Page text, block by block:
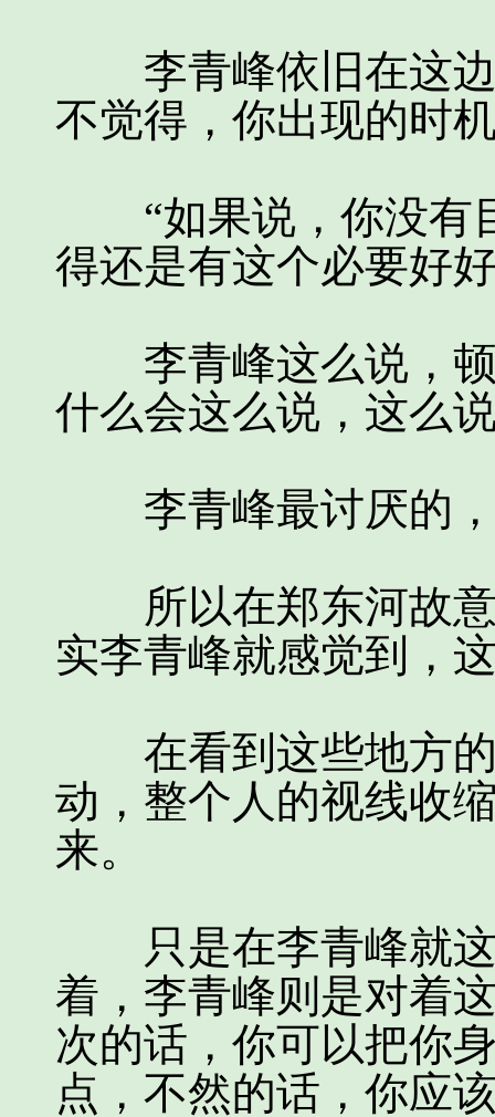
李青峰依旧在这边
不觉得，你出现的时
“如果说，你没有
得还是有这个必要好
李青峰这么说，顿
什么会这么说，这么
李青峰最讨厌的，
所以在郑东河故意
实李青峰就感觉到，
在看到这些地方的
动，整个人的视线收
来。
只是在李青峰就这
着，李青峰则是对着
次的话，你可以把你
点，不然的话，你应